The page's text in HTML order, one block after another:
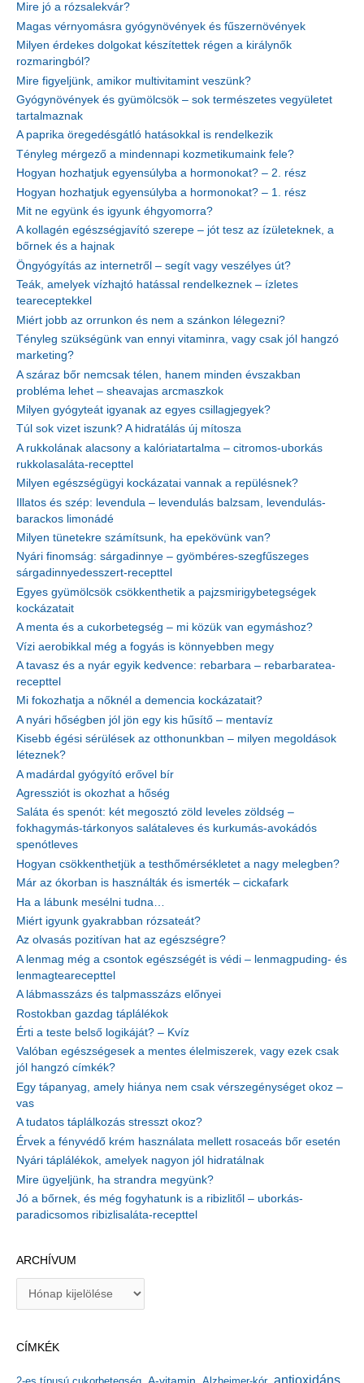
Mire jó a rózsalekvár?
Magas vérnyomásra gyógynövények és fűszernövények
Milyen érdekes dolgokat készítettek régen a királynők
rozmaringból?
Mire figyeljünk, amikor multivitamint veszünk?
Gyógynövények és gyümölcsök – sok természetes vegyületet
tartalmaznak
A paprika öregedésgátló hatásokkal is rendelkezik
Tényleg mérgező a mindennapi kozmetikumaink fele?
Hogyan hozhatjuk egyensúlyba a hormonokat? – 2. rész
Hogyan hozhatjuk egyensúlyba a hormonokat? – 1. rész
Mit ne együnk és igyunk éhgyomorra?
A kollagén egészségjavító szerepe – jót tesz az ízületeknek, a
bőrnek és a hajnak
Öngyógyítás az internetről – segít vagy veszélyes út?
Teák, amelyek vízhajtó hatással rendelkeznek – ízletes
teareceptekkel
Miért jobb az orrunkon és nem a szánkon lélegezni?
Tényleg szükségünk van ennyi vitaminra, vagy csak jól hangzó
marketing?
A száraz bőr nemcsak télen, hanem minden évszakban
probléma lehet – sheavajas arcmaszkok
Milyen gyógyteát igyanak az egyes csillagjegyek?
Túl sok vizet iszunk? A hidratálás új mítosza
A rukkolának alacsony a kalóriatartalma – citromos-uborkás
rukkolasaláta-recepttel
Milyen egészségügyi kockázatai vannak a repülésnek?
Illatos és szép: levendula – levendulás balzsam, levendulás-
barackos limonádé
Milyen tünetekre számítsunk, ha epekövünk van?
Nyári finomság: sárgadinnye – gyömbéres-szegfűszeges
sárgadinnyedesszert-recepttel
Egyes gyümölcsök csökkenthetik a pajzsmirigybetegségek
kockázatait
A menta és a cukorbetegség – mi közük van egymáshoz?
Vízi aerobikkal még a fogyás is könnyebben megy
A tavasz és a nyár egyik kedvence: rebarbara – rebarbaratea-
recepttel
Mi fokozhatja a nőknél a demencia kockázatait?
A nyári hőségben jól jön egy kis hűsítő – mentavíz
Kisebb égési sérülések az otthonunkban – milyen megoldások
léteznek?
A madárdal gyógyító erővel bír
Agressziót is okozhat a hőség
Saláta és spenót: két megosztó zöld leveles zöldség –
fokhagymás-tárkonyos salátaleves és kurkumás-avokádós
spenótleves
Hogyan csökkenthetjük a testhőmérsékletet a nagy melegben?
Már az ókorban is használták és ismerték – cickafark
Ha a lábunk mesélni tudna…
Miért igyunk gyakrabban rózsateát?
Az olvasás pozitívan hat az egészségre?
A lenmag még a csontok egészségét is védi – lenmagpuding- és
lenmagtearecepttel
A lábmasszázs és talpmasszázs előnyei
Rostokban gazdag táplálékok
Érti a teste belső logikáját? – Kvíz
Valóban egészségesek a mentes élelmiszerek, vagy ezek csak
jól hangzó címkék?
Egy tápanyag, amely hiánya nem csak vérszegénységet okoz –
vas
A tudatos táplálkozás stresszt okoz?
Érvek a fényvédő krém használata mellett rosaceás bőr esetén
Nyári táplálékok, amelyek nagyon jól hidratálnak
Mire ügyeljünk, ha strandra megyünk?
Jó a bőrnek, és még fogyhatunk is a ribizlitől – uborkás-
paradicsomos ribizlisaláta-recepttel
ARCHÍVUM
íCÍMKÉK